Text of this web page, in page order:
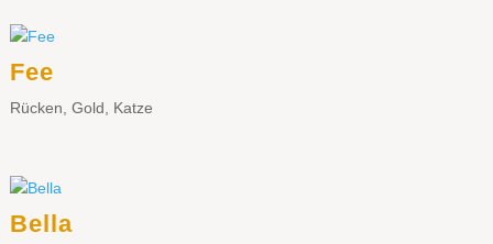
Fee
Rücken, Gold, Katze
Bella